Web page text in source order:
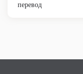
перевод